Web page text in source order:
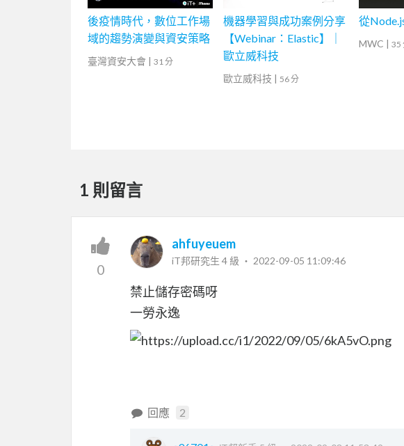
後疫情時代，數位工作場
域的趨勢演變與資安策略
臺灣資安大會 | 31 分
機器學習與成功案例分享
【Webinar：Elastic】｜
歐立威科技
歐立威科技 | 56 分
從
MWC | 35
1 則留言
0
ahfuyeuem
iT邦研究生 4 級 ‧ 2022-09-05 11:09:46
禁止儲存密碼呀
一勞永逸
回應 2